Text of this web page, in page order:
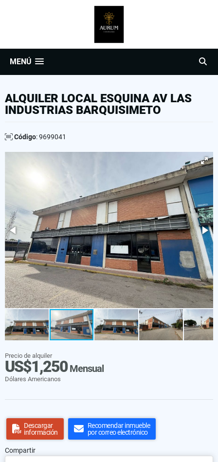
MENÚ
ALQUILER LOCAL ESQUINA AV LAS
INDUSTRIAS BARQUISIMETO
Código: 9699041
Precio de alquiler
US$1,250Mensual
Dólares Americanos
Descargar
información
Recomendar inmueble
por correo electrónico
Compartir